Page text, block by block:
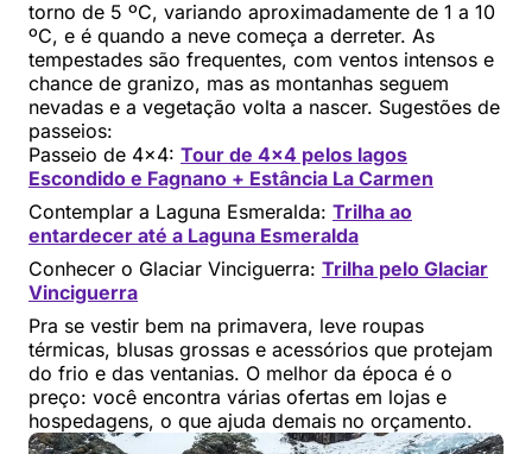
torno de 5 ºC, variando aproximadamente de 1 a 10
ºC, e é quando a neve começa a derreter. As
tempestades são frequentes, com ventos intensos e
chance de granizo, mas as montanhas seguem
nevadas e a vegetação volta a nascer. Sugestões de
passeios:
Passeio de 4×4: Tour de 4×4 pelos lagos
Escondido e Fagnano + Estância La Carmen
Contemplar a Laguna Esmeralda: Trilha ao
entardecer até a Laguna Esmeralda
Conhecer o Glaciar Vinciguerra: Trilha pelo Glaciar
Vinciguerra
Pra se vestir bem na primavera, leve roupas
térmicas, blusas grossas e acessórios que protejam
do frio e das ventanias. O melhor da época é o
preço: você encontra várias ofertas em lojas e
hospedagens, o que ajuda demais no orçamento.